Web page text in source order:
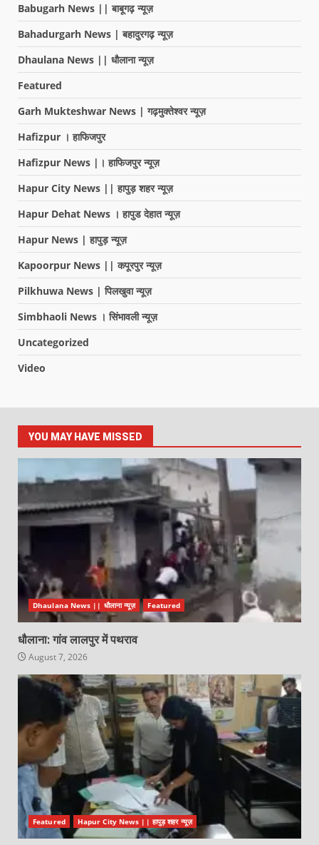
Babugarh News || बाबूगढ़ न्यूज़
Bahadurgarh News | बहादुरगढ़ न्यूज़
Dhaulana News || धौलाना न्यूज़
Featured
Garh Mukteshwar News | गढ़मुक्तेश्वर न्यूज़
Hafizpur । हाफिजपुर
Hafizpur News |। हाफिजपुर न्यूज़
Hapur City News || हापुड़ शहर न्यूज़
Hapur Dehat News । हापुड देहात न्यूज़
Hapur News | हापुड़ न्यूज़
Kapoorpur News || कपूरपुर न्यूज़
Pilkhuwa News | पिलखुवा न्यूज़
Simbhaoli News । सिंभावली न्यूज़
Uncategorized
Video
YOU MAY HAVE MISSED
Dhaulana News || धौलाना न्यूज़ Featured
धौलाना: गांव लालपुर में पथराव
August 7, 2026
Featured Hapur City News || हापुड़ शहर न्यूज़